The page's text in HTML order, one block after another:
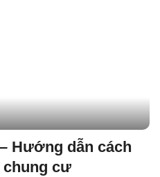
Hướng dẫn cách
chung cư